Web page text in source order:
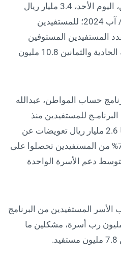
أودع برنامج حساب المواطن، اليوم الأحد، 3.4 مليار ريال
مخصص دعم شهر أغسطس/ آب 2024؛ للمستفيدين
المستفيدين المستوفين
لمعايير الاستحقاق في الدفعة الحادية والثمانين 10.8 مليون
حساب المواطن، عبدالله
للمستفيدين منذ
انطلاقته 212 مليار ريال، منها 2.6 مليار ريال تعويضات عن
دفعات سابقة، وموضحاً أن 74% من المستفيدين تحصلوا على
دعم الأسرة الواحدة
الأسر المستفيدين من البرنامج
هذه الدفعة أكثر من 2.1 مليون رب أسرة، مشكلين ما